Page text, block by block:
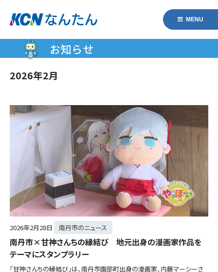
MENU
お知らせ
2026年2月
2026年2月28日 南丹市のニュース
南丹市×甘神さんちの縁結び 地元出身の漫画家作品を
テーマにスタンプラリー
「甘神さんちの縁結び」は、南丹市園部町出身の漫画家、内藤マーシーさ